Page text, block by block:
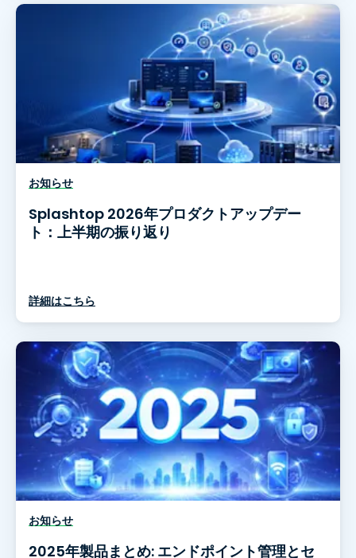
お知らせ
Splashtop 2026年プロダクトアップデー
ト：上半期の振り返り
詳細はこちら
お知らせ
2025年製品まとめ: エンドポイント管理とセ